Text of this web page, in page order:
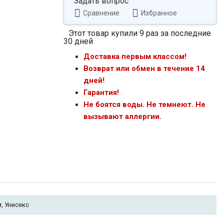
Сравнение Избранное
Этот товар купили 9 раз за последние
30 дней
Доставка первым классом!
Возврат или обмен в течение 14
дней!
Гарантия!
Не боятся воды. Не темнеют. Не
вызывают аллергии.
Унисекс